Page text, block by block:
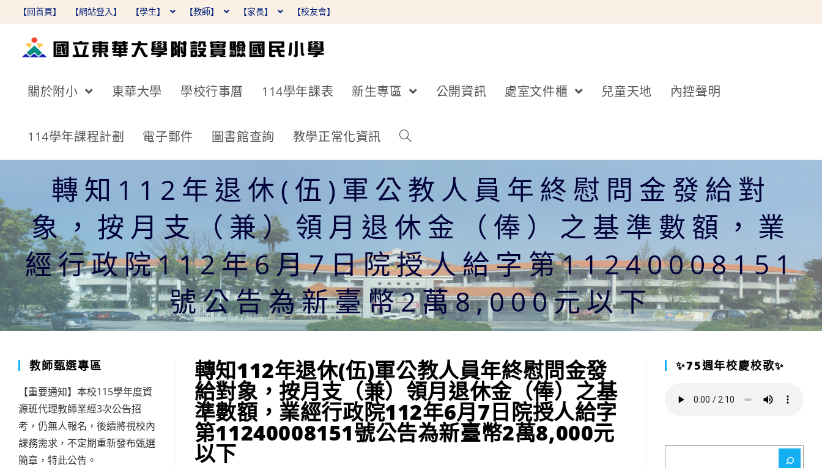
【回首頁】 【網站登入】 【學生】 【教師】 【家長】 【校友會】
關於附小 東華大學 學校行事曆 114學年課表 新生專區 公開資訊 處室文件櫃 兒童天地 內控聲明
114學年課程計劃 電子郵件 圖書館查詢 教學正常化資訊
轉知112年退休(伍)軍公教人員年終慰問金發給對
象，按月支（兼）領月退休金（俸）之基準數額，業
經行政院112年6月7日院授人給字第11240008151
號公告為新臺幣2萬8,000元以下
轉知112年退休(伍)軍公教人員年終慰問金發
給對象，按月支（兼）領月退休金（俸）之基
準數額，業經行政院112年6月7日院授人給字
第11240008151號公告為新臺幣2萬8,000元
以下
教師甄選專區
【重要通知】本校115學年度資
源班代理教師業經3次公告招
考，仍無人報名，後續將視校內
課務需求，不定期重新發布甄選
簡章，特此公告。
✨75週年校慶校歌✨